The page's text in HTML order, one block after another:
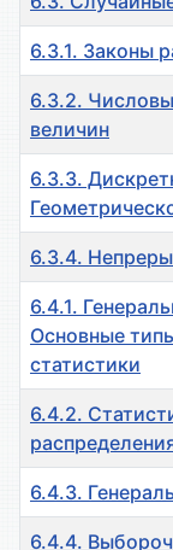
6.3.1. Законы
6.3.2.
величин
6.3.3.
6.3.4.
6.4.1.
Основные
статистики
6.4.2.
6.4.3.
6.4.4.